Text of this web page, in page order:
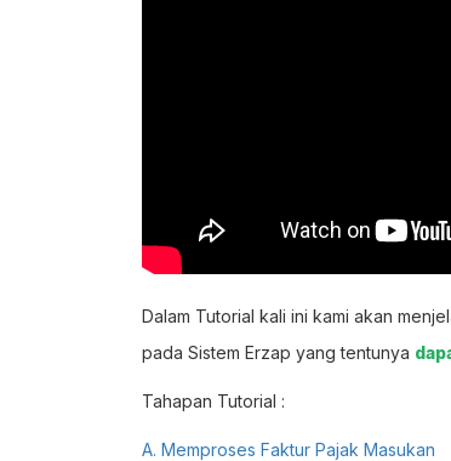
Dalam Tutorial kali ini kami akan
pada Sistem Erzap yang tentunya
Tahapan Tutorial :
A. Memproses Faktur Pajak Masukan